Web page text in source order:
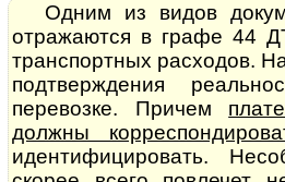
Одним из видов
отражаются в графе 44
транспортных расходов.
подтверждения
перевозке. Причем
должны
идентифицировать.